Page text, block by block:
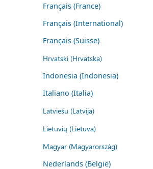
Français (France)
Français (International)
Français (Suisse)
Hrvatski (Hrvatska)
Indonesia (Indonesia)
Italiano (Italia)
Latviešu (Latvija)
Lietuvių (Lietuva)
Magyar (Magyarország)
Nederlands (België)